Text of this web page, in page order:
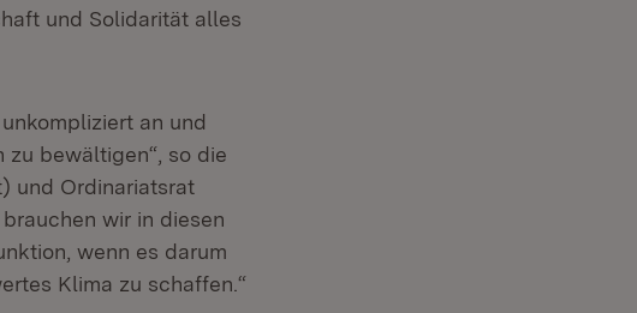
und Solidarität alles
an und
bewältigen“, so die
und Ordinariatsrat
wir in diesen
wenn es darum
Klima zu schaffen.“